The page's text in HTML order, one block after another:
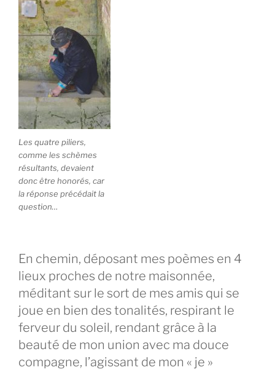
Les quatre piliers,
comme les schèmes
résultants, devaient
donc être honorés, car
la réponse précédait la
question…
En chemin, déposant mes poèmes en 4
lieux proches de notre maisonnée,
méditant sur le sort de mes amis qui se
joue en bien des tonalités, respirant le
ferveur du soleil, rendant grâce à la
beauté de mon union avec ma douce
compagne, l’agissant de mon « je »